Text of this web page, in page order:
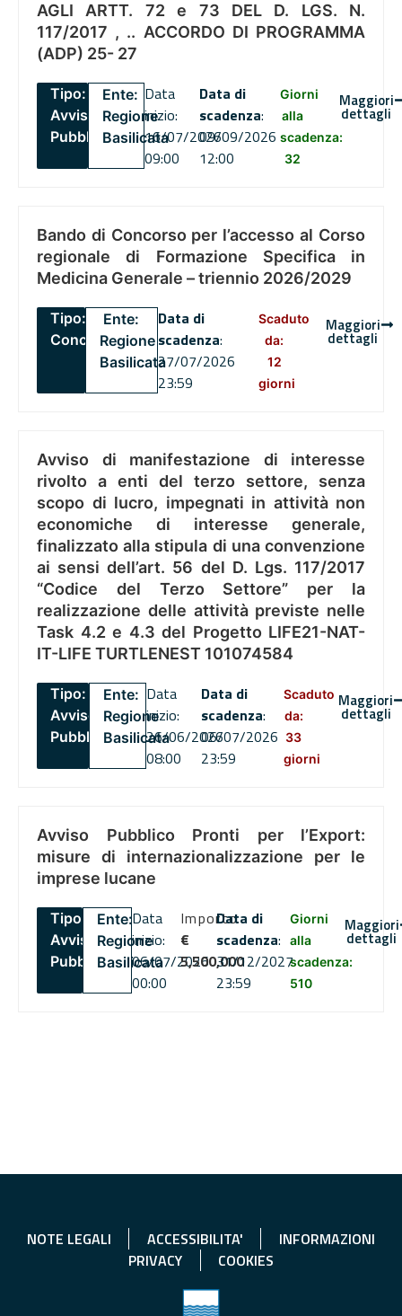
AGLI ARTT. 72 e 73 DEL D. LGS. N.
117/2017 , .. ACCORDO DI PROGRAMMA
(ADP) 25- 27
Tipo:
Avviso
Pubblico
Ente:
Regione
Basilicata
Data
inizio:
16/07/2026
09:00
Data di
scadenza:
09/09/2026
12:00
Giorni
alla
scadenza:
32
Maggiori
dettagli
Bando di Concorso per l’accesso al Corso
regionale di Formazione Specifica in
Medicina Generale – triennio 2026/2029
Tipo:
Concorsi
Ente:
Regione
Basilicata
Data di
scadenza:
27/07/2026
23:59
Scaduto
da:
12
giorni
Maggiori
dettagli
Avviso di manifestazione di interesse
rivolto a enti del terzo settore, senza
scopo di lucro, impegnati in attività non
economiche di interesse generale,
finalizzato alla stipula di una convenzione
ai sensi dell’art. 56 del D. Lgs. 117/2017
“Codice del Terzo Settore” per la
realizzazione delle attività previste nelle
Task 4.2 e 4.3 del Progetto LIFE21-NAT-
IT-LIFE TURTLENEST 101074584
Tipo:
Avviso
Pubblico
Ente:
Regione
Basilicata
Data
inizio:
26/06/2026
08:00
Data di
scadenza:
06/07/2026
23:59
Scaduto
da:
33
giorni
Maggiori
dettagli
Avviso Pubblico Pronti per l’Export:
misure di internazionalizzazione per le
imprese lucane
Tipo:
Avviso
Pubblico
Ente:
Regione
Basilicata
Data
inizio:
06/07/2026
00:00
Importo
€
5,500,000
Data di
scadenza:
31/12/2027
23:59
Giorni
alla
scadenza:
510
Maggiori
dettagli
NOTE LEGALI ACCESSIBILITA'
INFORMAZIONI
PRIVACY
COOKIES